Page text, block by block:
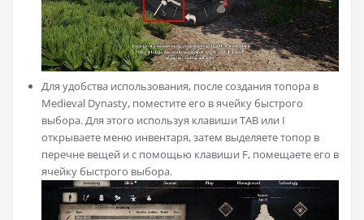
Для удобства использования, после создания топора в
Medieval Dynasty, поместите его в ячейку быстрого
выбора. Для этого используя клавиши TAB или I
открываете меню инвентаря, затем выделяете топор в
перечне вещей и с помощью клавиши F, помещаете его в
ячейку быстрого выбора.